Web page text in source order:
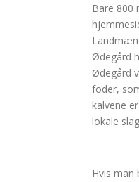
Bare 800
Ødegård
Ødegård
foder,
kalvene
lokale
Hvis